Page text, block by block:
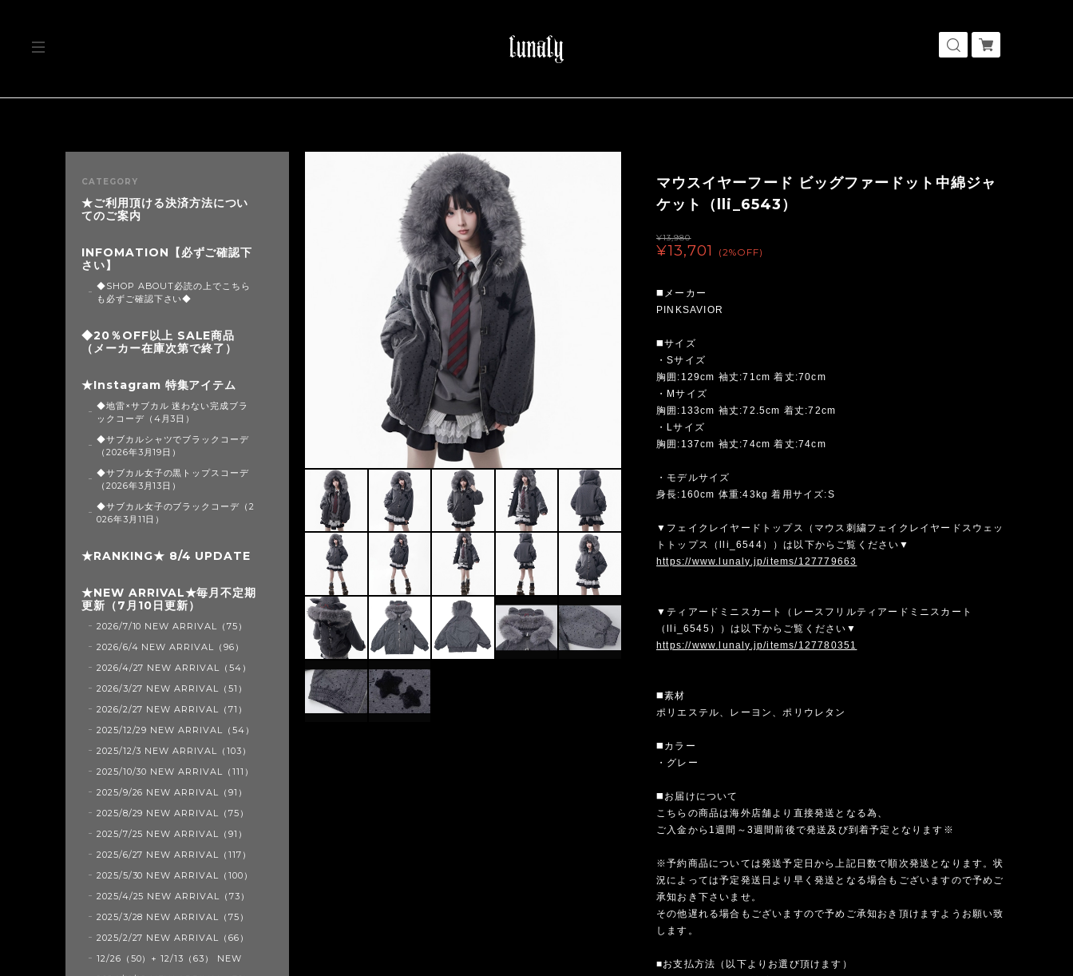
マウスイヤーフード ビッグファードット中綿ジャ
ケット（lli_6543）
¥13,980
¥13,701 (2%OFF)
◼️メーカー
PINKSAVIOR
◼️サイズ
・Sサイズ
胸囲:129cm 袖丈:71cm 着丈:70cm
・Mサイズ
胸囲:133cm 袖丈:72.5cm 着丈:72cm
・Lサイズ
胸囲:137cm 袖丈:74cm 着丈:74cm
・モデルサイズ
身長:160cm 体重:43kg 着用サイズ:S
▼フェイクレイヤードトップス（マウス刺繍フェイクレイヤードスウェッ
トトップス（lli_6544））は以下からご覧ください▼
https://www.lunaly.jp/items/127779663
▼ティアードミニスカート（レースフリルティアードミニスカート
（lli_6545））は以下からご覧ください▼
https://www.lunaly.jp/items/127780351
◼️素材
ポリエステル、レーヨン、ポリウレタン
◼️カラー
・グレー
◼️お届けについて
こちらの商品は海外店舗より直接発送となる為、
ご入金から1週間～3週間前後で発送及び到着予定となります※
※予約商品については発送予定日から上記日数で順次発送となります。状
況によっては予定発送日より早く発送となる場合もございますので予めご
承知おき下さいませ。
その他遅れる場合もございますので予めご承知おき頂けますようお願い致
します。
■お支払方法（以下よりお選び頂けます）
CATEGORY
★ご利用頂ける決済方法につい
てのご案内
INFOMATION【必ずご確認下
さい】
◆SHOP ABOUT必読の上でこちら
も必ずご確認下さい◆
◆20％OFF以上 SALE商品
（メーカー在庫次第で終了）
★Instagram 特集アイテム
◆地雷×サブカル 迷わない完成ブラ
ックコーデ（4月3日）
◆サブカルシャツでブラックコーデ
（2026年3月19日）
◆サブカル女子の黒トップスコーデ
（2026年3月13日）
◆サブカル女子のブラックコーデ（2
026年3月11日）
★RANKING★ 8/4 UPDATE
★NEW ARRIVAL★毎月不定期
更新（7月10日更新）
2026/7/10 NEW ARRIVAL（75）
2026/6/4 NEW ARRIVAL（96）
2026/4/27 NEW ARRIVAL（54）
2026/3/27 NEW ARRIVAL（51）
2026/2/27 NEW ARRIVAL（71）
2025/12/29 NEW ARRIVAL（54）
2025/12/3 NEW ARRIVAL（103）
2025/10/30 NEW ARRIVAL（111）
2025/9/26 NEW ARRIVAL（91）
2025/8/29 NEW ARRIVAL（75）
2025/7/25 NEW ARRIVAL（91）
2025/6/27 NEW ARRIVAL（117）
2025/5/30 NEW ARRIVAL（100）
2025/4/25 NEW ARRIVAL（73）
2025/3/28 NEW ARRIVAL（75）
2025/2/27 NEW ARRIVAL（66）
12/26（50）+ 12/13（63） NEW